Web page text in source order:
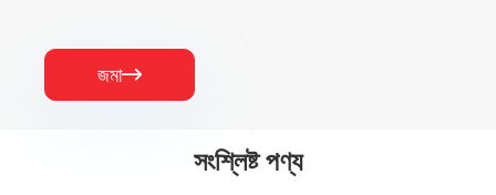
জমা
সংশ্লিষ্ট পণ্য